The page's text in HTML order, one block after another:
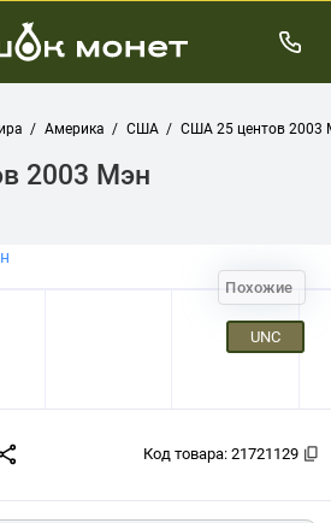
Америка США США 25 центов 2003
2003 Мэн
Похожие
UNC
Код товара: 21721129